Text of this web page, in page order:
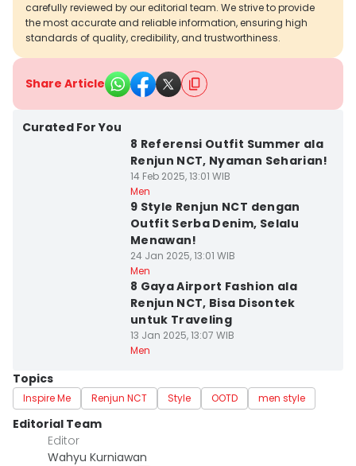
carefully reviewed by our editorial team. We strive to provide
the most accurate and reliable information, ensuring high
standards of quality, credibility, and trustworthiness.
Share Article
Curated For You
8 Referensi Outfit Summer ala
Renjun NCT, Nyaman Seharian!
14 Feb 2025, 13:01 WIB
Men
9 Style Renjun NCT dengan
Outfit Serba Denim, Selalu
Menawan!
24 Jan 2025, 13:01 WIB
Men
8 Gaya Airport Fashion ala
Renjun NCT, Bisa Disontek
untuk Traveling
13 Jan 2025, 13:07 WIB
Men
Topics
Inspire Me Renjun NCT Style OOTD men style
Editorial Team
Editor
Wahyu Kurniawan